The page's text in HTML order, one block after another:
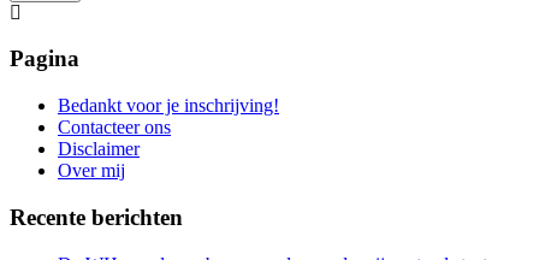
is
aan
Pagina
Bedankt voor je inschrijving!
Contacteer ons
Disclaimer
Over mij
Recente berichten